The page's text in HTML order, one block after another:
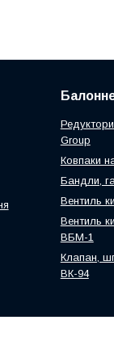
Group
Ковпаки
Бандли,
Вентиль
Вентиль
ВБМ-1
Клапан,
ВК-94